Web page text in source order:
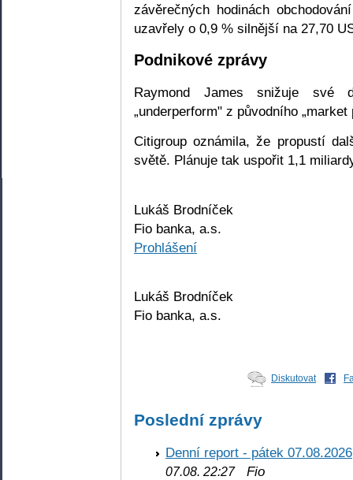
závěrečných hodinách
uzavřely o 0,9 % silnější na 27,70
Podnikové zprávy
Raymond James snižuje své
„underperform" z původního „market
Citigroup oznámila, že propustí
světě. Plánuje tak uspořit 1,1
Lukáš Brodníček
Fio banka, a.s.
Prohlášení
Lukáš Brodníček
Fio banka, a.s.
Diskutovat
Poslední zprávy
Denní report - pátek 07.08.2026
07.08. 22:27Fio